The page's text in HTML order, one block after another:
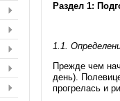
Раздел 1:
1.1.
Прежде чем
день).
прогрелась и